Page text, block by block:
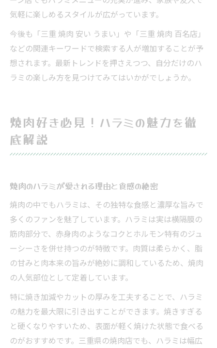
気軽に楽しめるスタイルが広がっています。
今後も「三重 焼肉 安い うまい」や「三重 焼肉 百名店」
などの関連キーワードで検索する人が増加することが予
想されます。最新トレンドを押さえつつ、自分だけのハ
ラミの楽しみ方を見つけてみてはいかがでしょうか。
焼肉好き必見！ハラミの魅力を徹
底解説
焼肉のハラミが愛される理由と食感の秘密
焼肉の中でもハラミは、その独特な食感と濃厚な旨みで
多くのファンを魅了しています。ハラミは実は横隔膜の
筋肉部分で、赤身肉のようなコクとホルモン特有のジュ
ーシーさを併せ持つのが特徴です。肉質は柔らかく、脂
の甘みと肉本来の旨みが絶妙に調和しているため、焼肉
の人気部位として定着しています。
特に焼き加減やカットの厚みを工夫することで、ハラミ
の魅力を最大限に引き出すことができます。焼きすぎる
と硬くなりやすいため、表面が軽く焼けた状態で食べる
のがおすすめです。三重県の焼肉店でも、ハラミは幅広